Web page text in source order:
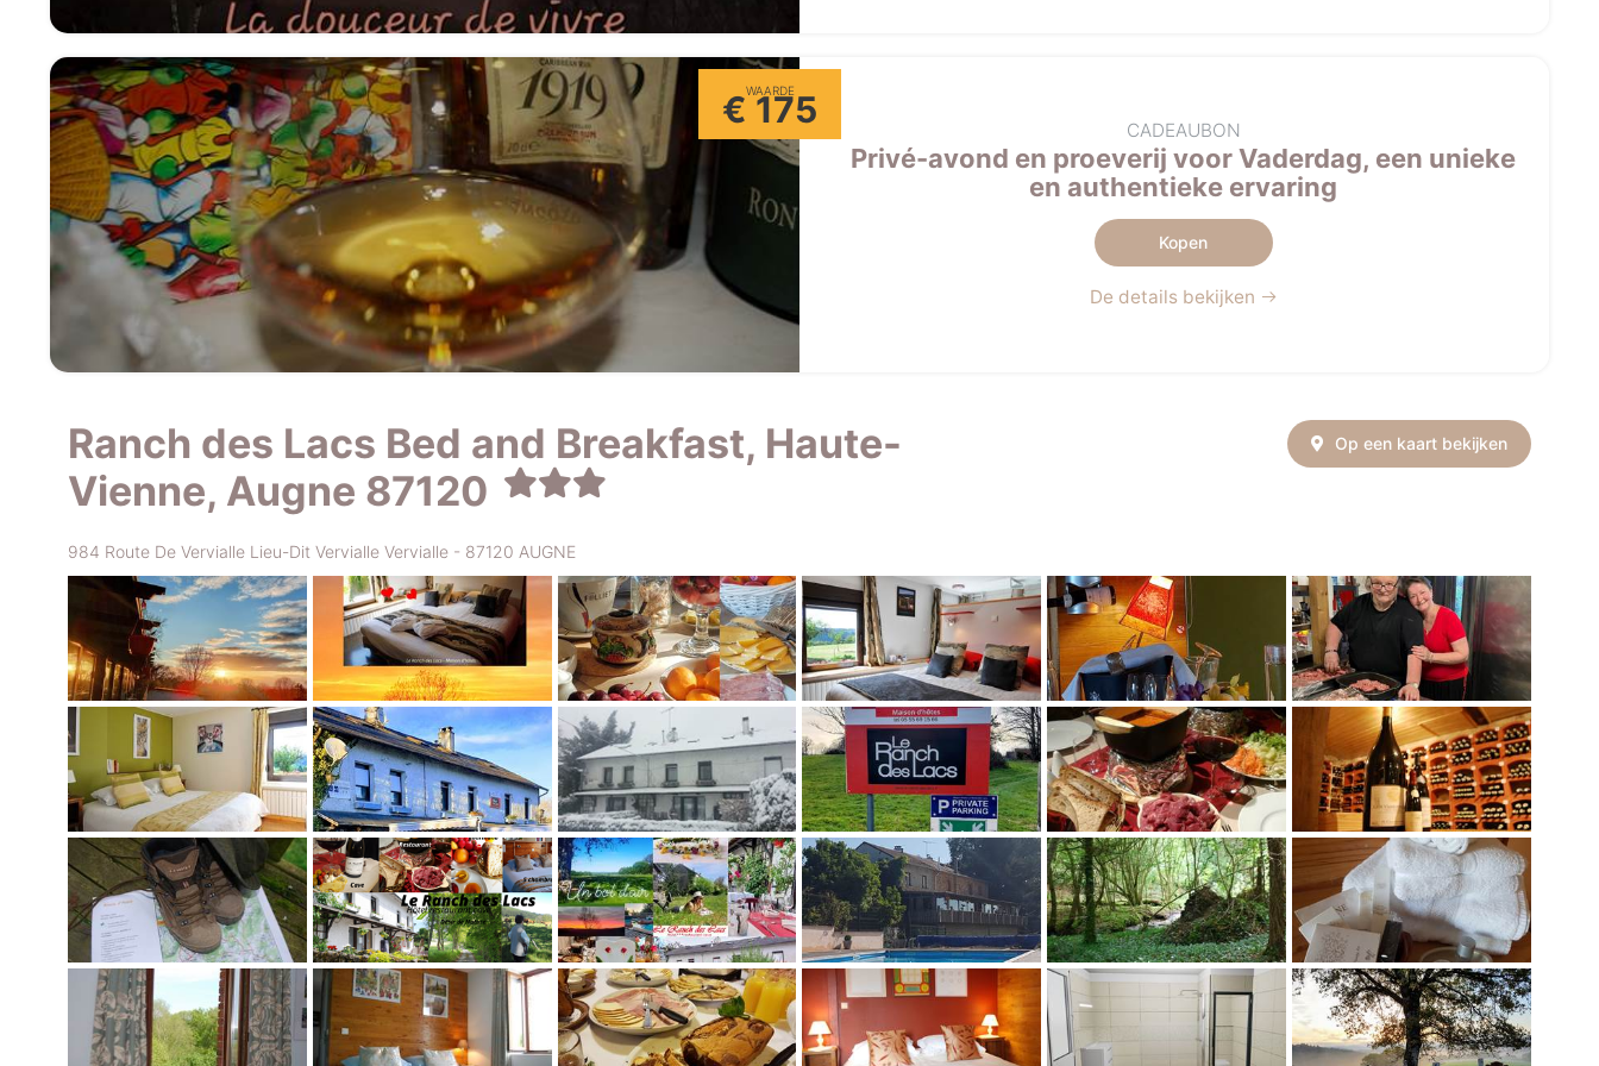
WAARDE
€ 175 CADEAUBON
Privé-avond en proeverij voor Vaderdag, een unieke
en authentieke ervaring
Kopen
De details bekijken
Ranch des Lacs Bed and Breakfast, Haute-
Vienne, Augne 87120
984 Route De Vervialle Lieu-Dit Vervialle Vervialle - 87120 AUGNE
Op een kaart bekijken